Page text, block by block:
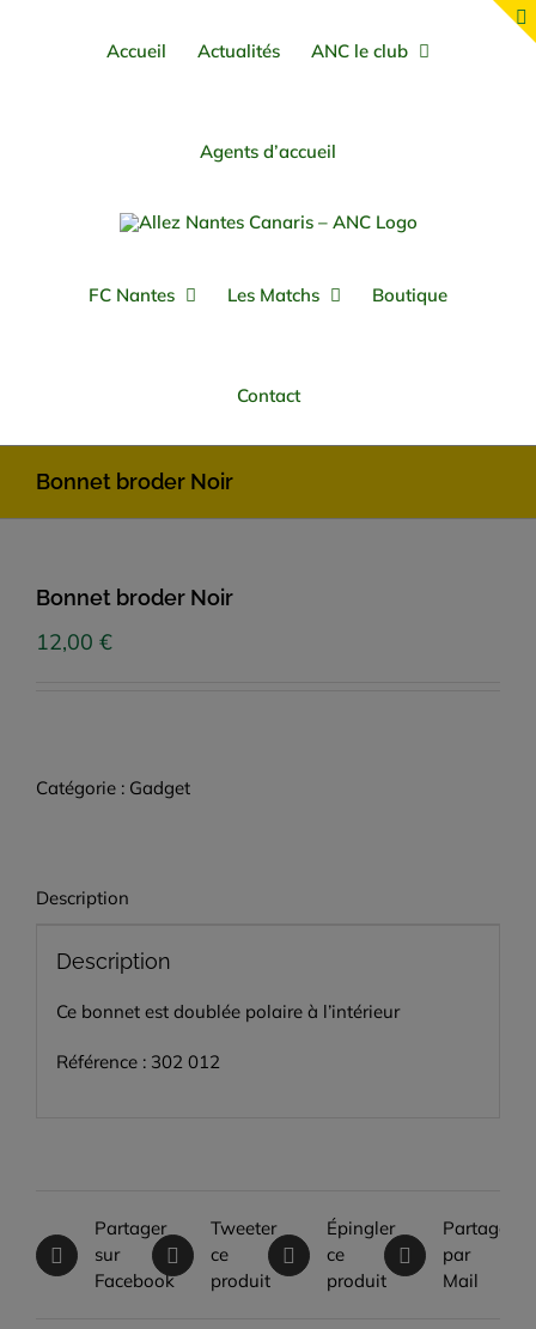
Accueil Actualités ANC le club
Agents d’accueil
FC Nantes Les Matchs Boutique
Contact
Bonnet broder Noir
Bonnet broder Noir
12,00 €
Catégorie : Gadget
Description
Description
Ce bonnet est doublée polaire à l’intérieur
Référence : 302 012
Partager
sur
Facebook
Tweeter
ce
produit
Épingler
ce
produit
Partager
par
Mail